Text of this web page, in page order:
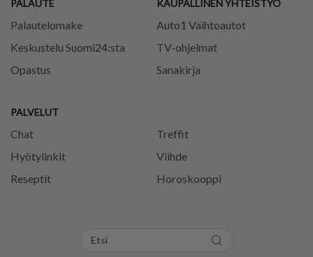
PALAUTE
Palautelomake
Keskustelu Suomi24:sta
Opastus
PALVELUT
Chat
Treffit
Hyötylinkit
Viihde
Reseptit
Horoskooppi
KAUPALLINEN YHTEISTYÖ
Auto1 Vaihtoautot
TV-ohjelmat
Sanakirja